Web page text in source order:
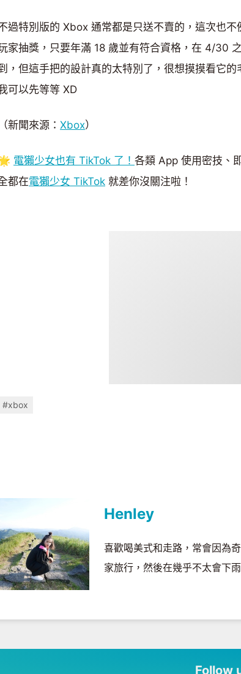
過特別版的 Xbox 通常都是只送不賣的，這次也
家抽獎，只要年滿 18 歲並有符合資格，在 4/30
，但這手把的設計真的太特別了，很想摸摸看它
可以先等等 XD
（新聞來源： Xbox）
電獺少女也有 TikTok 了！ 各類 App 使用密技、
都在電獺少女 TikTok 就差你沒關注啦！
#xbox
Henley
喜歡喝美式和走路，常會因為
家旅行，然後在幾乎不太會下
Follow